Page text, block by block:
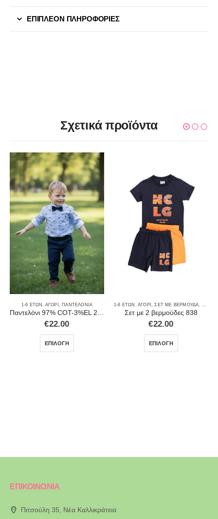
ΕΠΙΠΛΈΟΝ ΠΛΗΡΟΦΟΡΊΕΣ
Σχετικά προϊόντα
1-6 ΕΤΏΝ ΑΓΌΡΙ ΠΑΝΤΕΛΌΝΙΑ
€22.00
ΕΠΙΛΟΓΉ
1-6 ΕΤΏΝ ,ΑΓΌΡΙ ,ΣΕΤ ΜΕ ΒΕΡΜΟΎΔΑ
Σετ με 2 βερμούδες 838
€22.00
ΕΠΙΛΟΓΉ
ΕΠΙΚΟΙΝΩΝΙΑ
Πιτσούλη 35, Νέα Καλλικράτεια